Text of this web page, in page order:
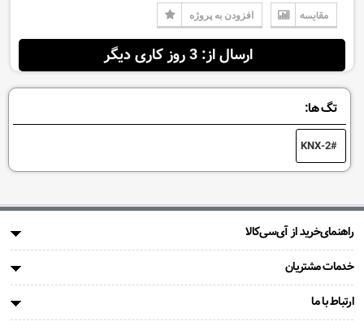
مقایسه افزودن به پروژه
ارسال از: 3 روز کاری دیگر
تگ ها:
KNX-2
راهنمای‌خرید از آی‌سی‌کالا
خدمات مشتریان
ارتباط با ما